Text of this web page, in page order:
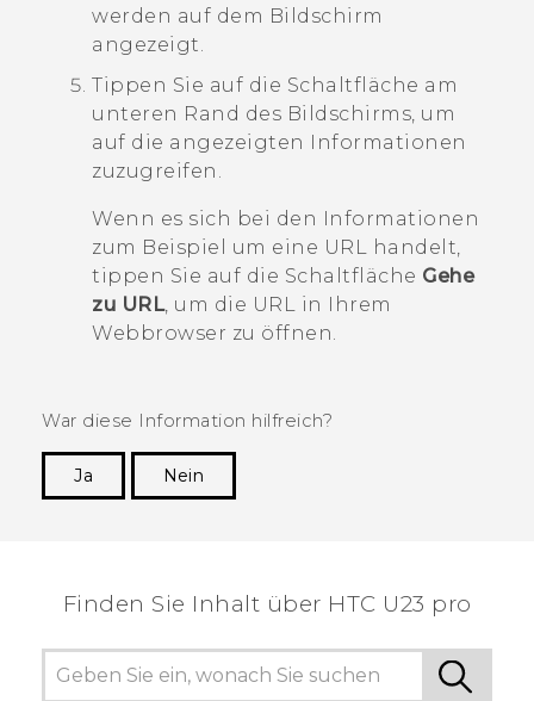
werden auf dem Bildschirm
angezeigt.
Tippen Sie auf die Schaltfläche am
unteren Rand des Bildschirms, um
auf die angezeigten Informationen
zuzugreifen.
Wenn es sich bei den Informationen
zum Beispiel um eine URL handelt,
tippen Sie auf die Schaltfläche Gehe
zu URL, um die URL in Ihrem
Webbrowser zu öffnen.
War diese Information hilfreich?
Ja
Nein
Finden Sie Inhalt über‎ HTC U23 pro